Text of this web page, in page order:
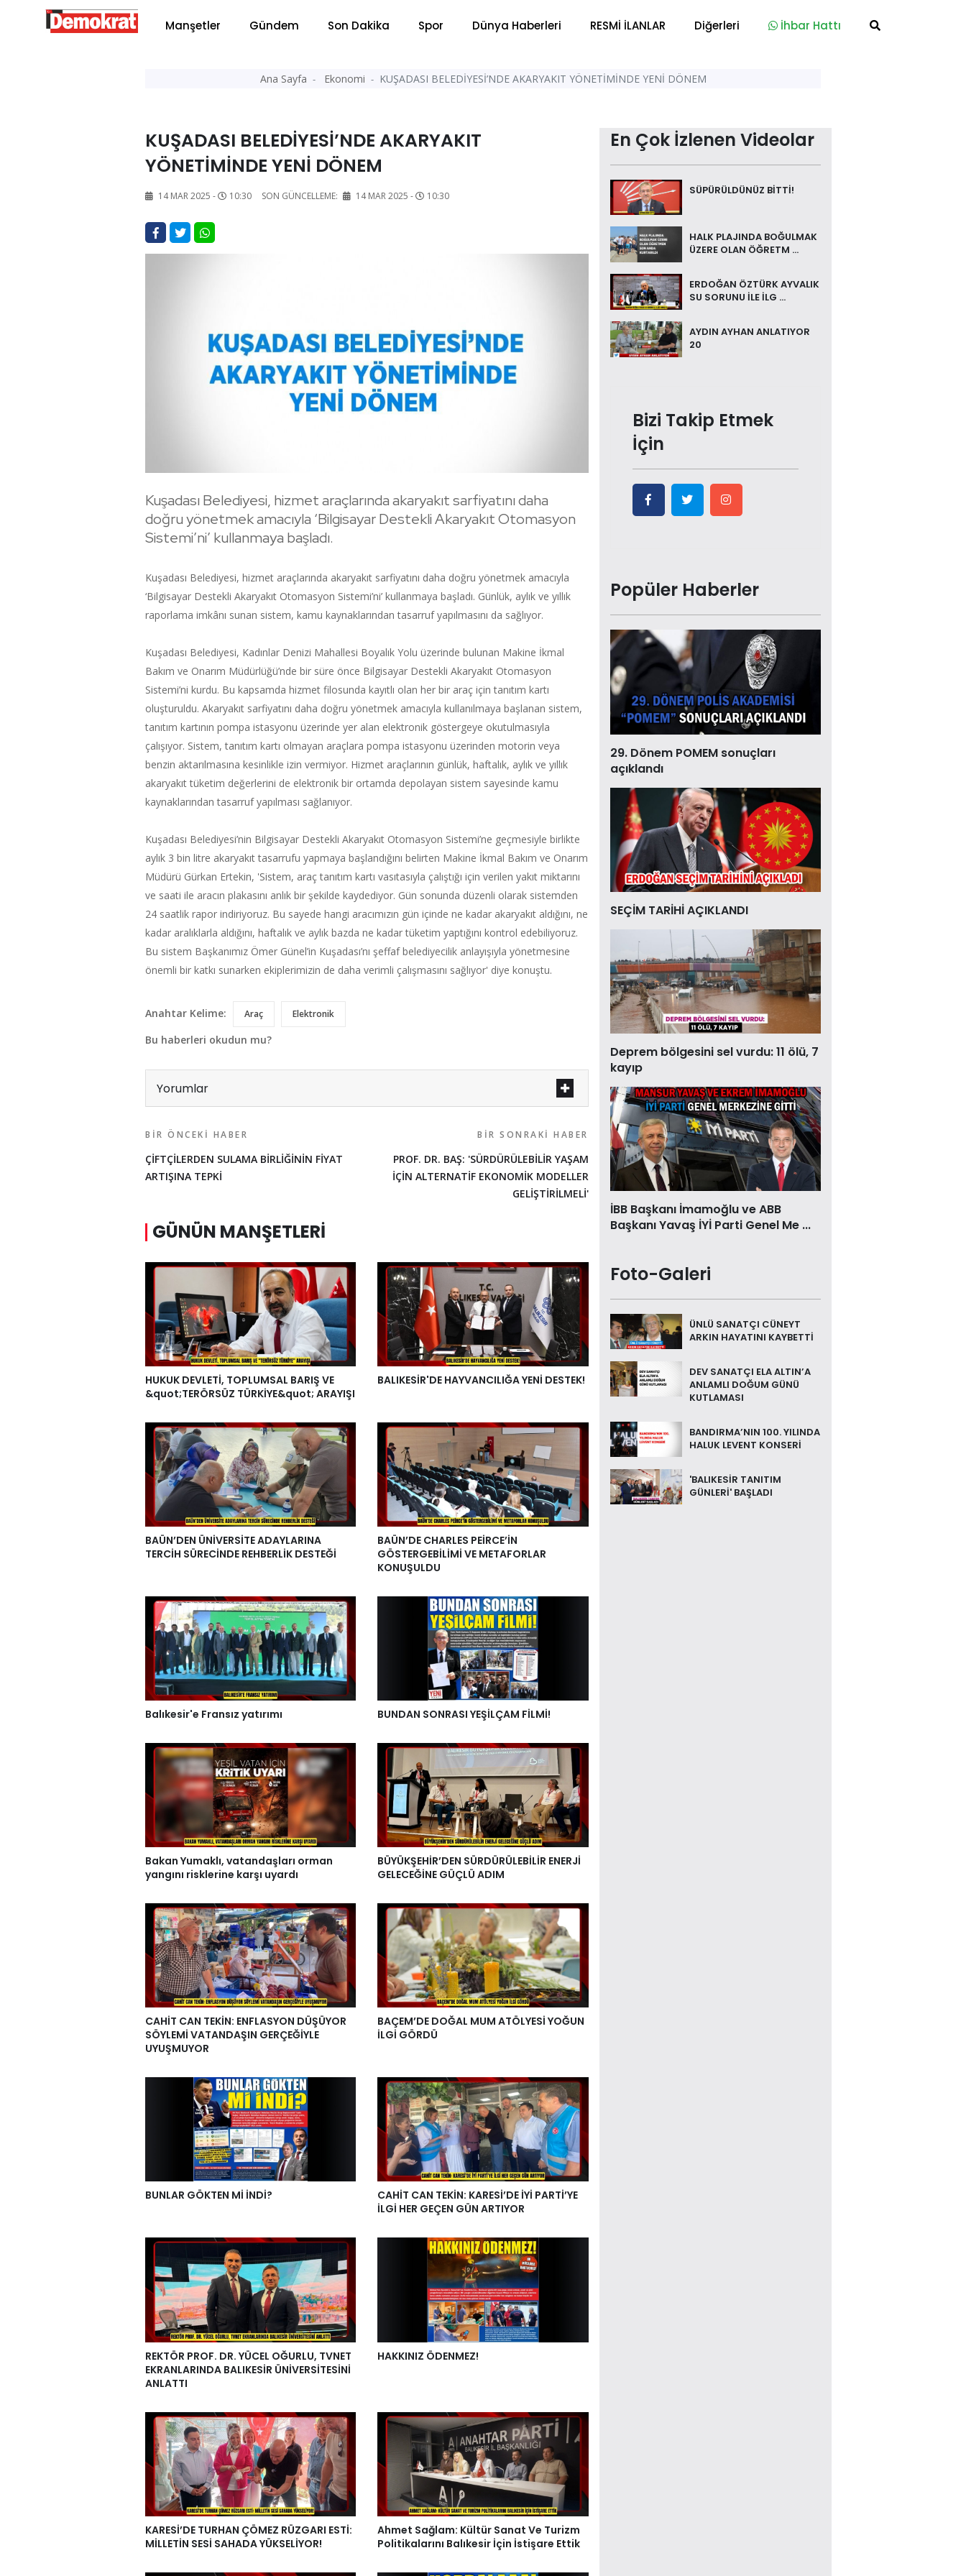
Manşetler Gündem Son Dakika Spor Dünya Haberleri RESMİ İLANLAR Diğerleri İhbar Hattı
Ana Sayfa Ekonomi KUŞADASI BELEDİYESİ’NDE AKARYAKIT YÖNETİMİNDE YENİ DÖNEM
KUŞADASI BELEDİYESİ’NDE AKARYAKIT
YÖNETİMİNDE YENİ DÖNEM
14 MAR 2025 - 10:30 SON GÜNCELLEME: 14 MAR 2025 - 10:30
Kuşadası Belediyesi, hizmet araçlarında akaryakıt sarfiyatını daha
doğru yönetmek amacıyla ‘Bilgisayar Destekli Akaryakıt Otomasyon
Sistemi’ni’ kullanmaya başladı.
Kuşadası Belediyesi, hizmet araçlarında akaryakıt sarfiyatını daha doğru yönetmek amacıyla
‘Bilgisayar Destekli Akaryakıt Otomasyon Sistemi’ni’ kullanmaya başladı. Günlük, aylık ve yıllık
raporlama imkânı sunan sistem, kamu kaynaklarından tasarruf yapılmasını da sağlıyor.
Kuşadası Belediyesi, Kadınlar Denizi Mahallesi Boyalık Yolu üzerinde bulunan Makine İkmal
Bakım ve Onarım Müdürlüğü’nde bir süre önce Bilgisayar Destekli Akaryakıt Otomasyon
Sistemi’ni kurdu. Bu kapsamda hizmet filosunda kayıtlı olan her bir araç için tanıtım kartı
oluşturuldu. Akaryakıt sarfiyatını daha doğru yönetmek amacıyla kullanılmaya başlanan sistem,
tanıtım kartının pompa istasyonu üzerinde yer alan elektronik göstergeye okutulmasıyla
çalışıyor. Sistem, tanıtım kartı olmayan araçlara pompa istasyonu üzerinden motorin veya
benzin aktarılmasına kesinlikle izin vermiyor. Hizmet araçlarının günlük, haftalık, aylık ve yıllık
akaryakıt tüketim değerlerini de elektronik bir ortamda depolayan sistem sayesinde kamu
kaynaklarından tasarruf yapılması sağlanıyor.
Kuşadası Belediyesi’nin Bilgisayar Destekli Akaryakıt Otomasyon Sistemi’ne geçmesiyle birlikte
aylık 3 bin litre akaryakıt tasarrufu yapmaya başlandığını belirten Makine İkmal Bakım ve Onarım
Müdürü Gürkan Ertekin, 'Sistem, araç tanıtım kartı vasıtasıyla çalıştığı için verilen yakıt miktarını
ve saati ile aracın plakasını anlık bir şekilde kaydediyor. Gün sonunda düzenli olarak sistemden
24 saatlik rapor indiriyoruz. Bu sayede hangi aracımızın gün içinde ne kadar akaryakıt aldığını, ne
kadar aralıklarla aldığını, haftalık ve aylık bazda ne kadar tüketim yaptığını kontrol edebiliyoruz.
Bu sistem Başkanımız Ömer Günel’in Kuşadası’nı şeffaf belediyecilik anlayışıyla yönetmesine
önemli bir katkı sunarken ekiplerimizin de daha verimli çalışmasını sağlıyor' diye konuştu.
Anahtar Kelime: Araç Elektronik
Bu haberleri okudun mu?
Yorumlar
BIR ÖNCEKI HABER
ÇİFTÇİLERDEN SULAMA BİRLİĞİNİN FİYAT
ARTIŞINA TEPKİ
BIR SONRAKI HABER
PROF. DR. BAŞ: 'SÜRDÜRÜLEBİLİR YAŞAM
İÇİN ALTERNATİF EKONOMİK MODELLER
GELİŞTİRİLMELİ'
GÜNÜN MANŞETLERI
HUKUK DEVLETİ, TOPLUMSAL BARIŞ VE
&quot;TERÖRSÜZ TÜRKİYE&quot; ARAYIŞI
BALIKESİR'DE HAYVANCILIĞA YENİ DESTEK!
BAÜN’DEN ÜNİVERSİTE ADAYLARINA
TERCİH SÜRECİNDE REHBERLİK DESTEĞİ
BAÜN’DE CHARLES PEİRCE’İN
GÖSTERGEBİLİMİ VE METAFORLAR
KONUŞULDU
Balıkesir'e Fransız yatırımı BUNDAN SONRASI YEŞİLÇAM FİLMİ!
Bakan Yumaklı, vatandaşları orman
yangını risklerine karşı uyardı
BÜYÜKŞEHİR’DEN SÜRDÜRÜLEBİLİR ENERJİ
GELECEĞİNE GÜÇLÜ ADIM
CAHİT CAN TEKİN: ENFLASYON DÜŞÜYOR
SÖYLEMİ VATANDAŞIN GERÇEĞİYLE
UYUŞMUYOR
BAÇEM’DE DOĞAL MUM ATÖLYESİ YOĞUN
İLGİ GÖRDÜ
BUNLAR GÖKTEN Mİ İNDİ?
CAHİT CAN TEKİN: KARESİ’DE İYİ PARTİ’YE
İLGİ HER GEÇEN GÜN ARTIYOR
REKTÖR PROF. DR. YÜCEL OĞURLU, TVNET
EKRANLARINDA BALIKESİR ÜNİVERSİTESİNİ
ANLATTI
HAKKINIZ ÖDENMEZ!
KARESİ’DE TURHAN ÇÖMEZ RÜZGARI ESTİ:
MİLLETİN SESİ SAHADA YÜKSELİYOR!
Ahmet Sağlam: Kültür Sanat Ve Turizm
Politikalarını Balıkesir İçin İstişare Ettik
En Çok İzlenen Videolar
SÜPÜRÜLDÜNÜZ BİTTİ!
HALK PLAJINDA BOĞULMAK
ÜZERE OLAN ÖĞRETM ...
ERDOĞAN ÖZTÜRK AYVALIK
SU SORUNU İLE İLG ...
AYDIN AYHAN ANLATIYOR
20
Bizi Takip Etmek
İçin
Popüler Haberler
29. Dönem POMEM sonuçları
açıklandı
SEÇİM TARİHİ AÇIKLANDI
Deprem bölgesini sel vurdu: 11 ölü, 7
kayıp
İBB Başkanı İmamoğlu ve ABB
Başkanı Yavaş İYİ Parti Genel Me ...
Foto-Galeri
ÜNLÜ SANATÇI CÜNEYT
ARKIN HAYATINI KAYBETTİ
DEV SANATÇI ELA ALTIN’A
ANLAMLI DOĞUM GÜNÜ
KUTLAMASI
BANDIRMA’NIN 100. YILINDA
HALUK LEVENT KONSERİ
'BALIKESİR TANITIM
GÜNLERİ' BAŞLADI